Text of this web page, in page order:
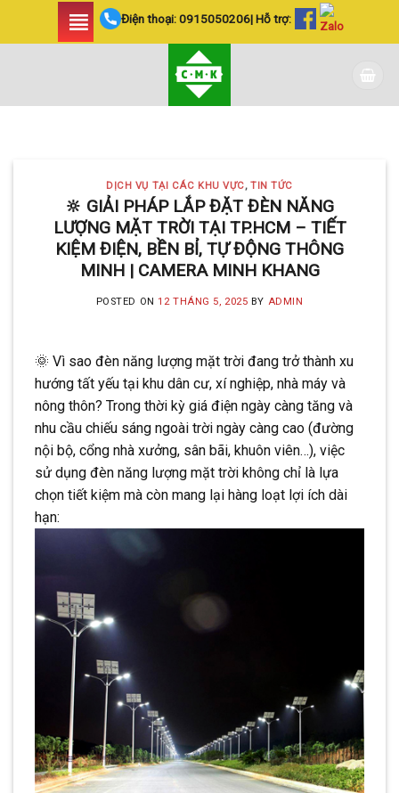
Điện thoại:0915050206| Hỗ trợ:
HUYỆN BÌNH CHÁNH
SIÊU AN NINH VÀ SIÊU
TIẾT KIỆM | CAMERA
MINH KHANG
Với hơn 5 năm kinh nghiệm, Camera
Minh Khang là đơn vị hàng đầu trong [...]
CONTINUE READING→
DỊCH VỤ TẠI CÁC KHU VỰC,TIN TỨC
🔆 GIẢI PHÁP LẮP ĐẶT ĐÈN NĂNG
LƯỢNG MẶT TRỜI TẠI TP.HCM – TIẾT
KIỆM ĐIỆN, BỀN BỈ, TỰ ĐỘNG THÔNG
MINH | CAMERA MINH KHANG
POSTED ON12 THÁNG 5, 2025 BY ADMIN
🌞 Vì sao đèn năng lượng mặt trời đang trở thành xu
hướng tất yếu tại khu dân cư, xí nghiệp, nhà máy và
nông thôn? Trong thời kỳ giá điện ngày càng tăng và
nhu cầu chiếu sáng ngoài trời ngày càng cao (đường
nội bộ, cổng nhà xưởng, sân bãi, khuôn viên…), việc
sử dụng đèn năng lượng mặt trời không chỉ là lựa
chọn tiết kiệm mà còn mang lại hàng loạt lợi ích dài
hạn: